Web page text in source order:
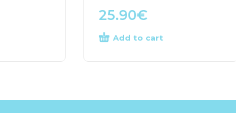
25.90€
Add to cart